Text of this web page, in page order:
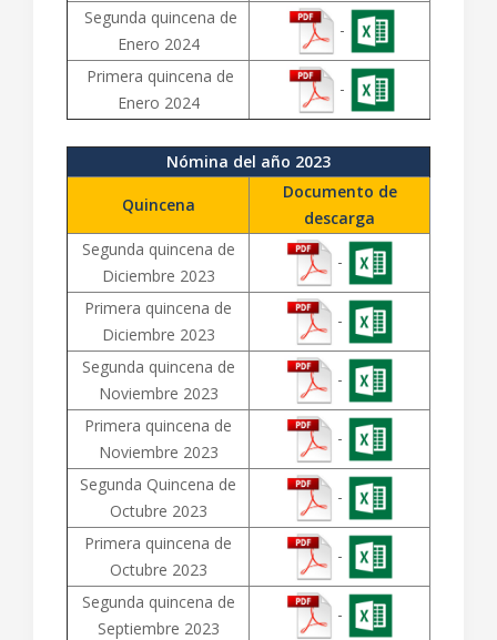
Segunda quincena de
Enero 2024
-
Primera quincena de
Enero 2024
-
Nómina del año 2023
Quincena
Documento de
descarga
Segunda quincena de
Diciembre 2023
-
Primera quincena de
Diciembre 2023
-
Segunda quincena de
Noviembre 2023
-
Primera quincena de
Noviembre 2023
-
Segunda Quincena de
Octubre 2023
-
Primera quincena de
Octubre 2023
-
Segunda quincena de
Septiembre 2023
-